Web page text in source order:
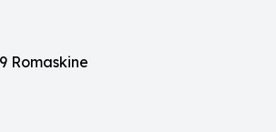
Romaskine